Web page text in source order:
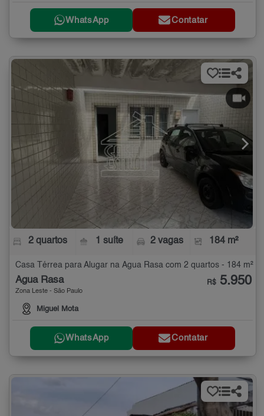
WhatsApp Contatar
2 quartos 1 suíte 2 vagas 184 m²
Casa Térrea para Alugar na Água Rasa com 2 quartos - 184 m²
Água Rasa
Zona Leste - São Paulo
Miguel Mota
R$ 5.950
WhatsApp Contatar